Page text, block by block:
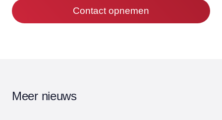
Contact opnemen
Meer nieuws